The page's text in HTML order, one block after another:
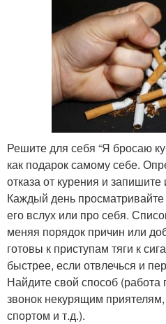
Решите для себя “Я бросаю
как подарок самому себе.
отказа от курения и запишите
Каждый день просматривайте
его вслух или про себя.
меняя порядок причин или
готовы к приступам тяги к
быстрее, если отвлечься и
Найдите свой способ
звонок некурящим приятелям,
спортом и т.д.).